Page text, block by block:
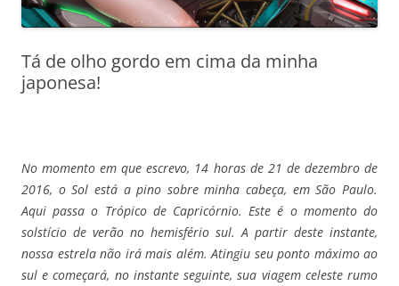
Tá de olho gordo em cima da minha
japonesa!
No momento em que escrevo, 14 horas de 21 de dezembro de
2016, o Sol está a pino sobre minha cabeça, em São Paulo.
Aqui passa o Trópico de Capricórnio. Este é o momento do
solstício de verão no hemisfério sul. A partir deste instante,
nossa estrela não irá mais além. Atingiu seu ponto máximo ao
sul e começará, no instante seguinte, sua viagem celeste rumo